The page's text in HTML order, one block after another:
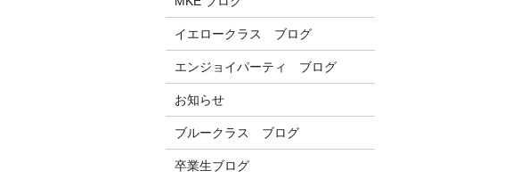
イエロークラス ブログ
エンジョイパーティ ブログ
お知らせ
ブルークラス ブログ
卒業生ブログ